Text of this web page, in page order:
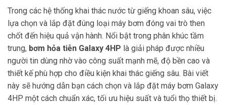
Trong các hệ thống khai thác nước từ giếng khoan sâu, việc
lựa chọn và lắp đặt đúng loại máy bơm đóng vai trò then
chốt đến hiệu quả vận hành. Nổi bật trong phân khúc tầm
trung, bơm hỏa tiễn Galaxy 4HP là giải pháp được nhiều
người tin dùng nhờ vào công suất mạnh mẽ, độ bền cao và
thiết kế phù hợp cho điều kiện khai thác giếng sâu. Bài viết
này sẽ hướng dẫn bạn cách chọn và lắp đặt máy bơm Galaxy
4HP một cách chuẩn xác, tối ưu hiệu suất và tuổi thọ thiết bị.